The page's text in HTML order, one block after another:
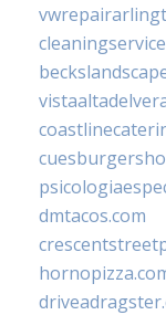
dmtacos.com